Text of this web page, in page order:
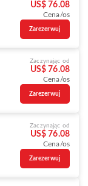
US$ 76.08
Cena/os
Zarezerwuj
Zaczynając od
US$ 76.08
Cena/os
Zarezerwuj
Zaczynając od
US$ 76.08
Cena/os
Zarezerwuj